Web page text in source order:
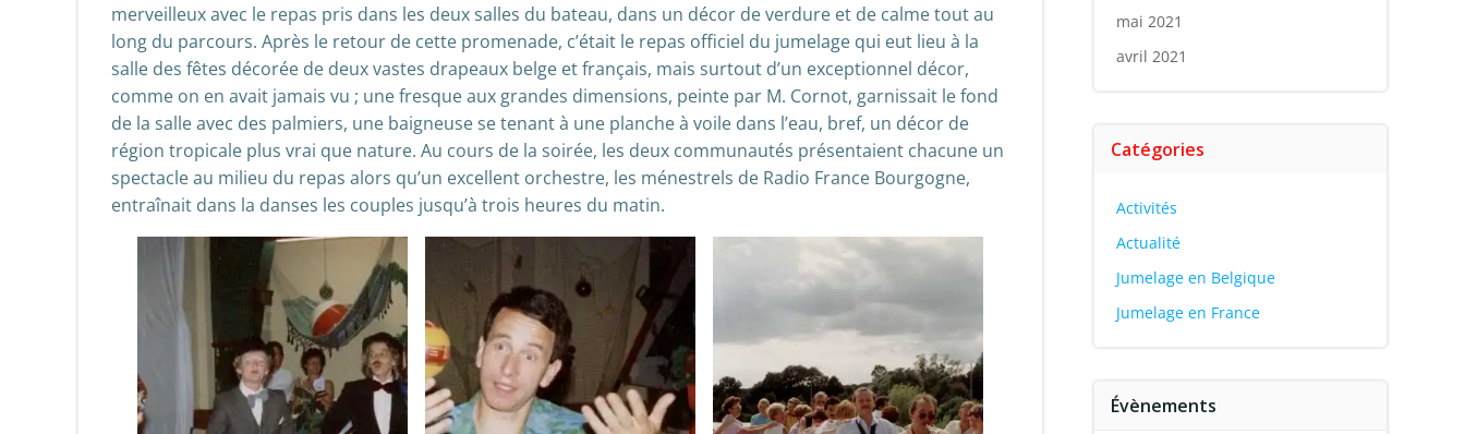
merveilleux avec le repas pris dans les deux salles du bateau, dans un décor de verdure et de calme tout au
long du parcours. Après le retour de cette promenade, c’était le repas officiel du jumelage qui eut lieu à la
salle des fêtes décorée de deux vastes drapeaux belge et français, mais surtout d’un exceptionnel décor,
comme on en avait jamais vu ; une fresque aux grandes dimensions, peinte par M. Cornot, garnissait le fond
de la salle avec des palmiers, une baigneuse se tenant à une planche à voile dans l’eau, bref, un décor de
région tropicale plus vrai que nature. Au cours de la soirée, les deux communautés présentaient chacune un
spectacle au milieu du repas alors qu’un excellent orchestre, les ménestrels de Radio France Bourgogne,
entraînait dans la danses les couples jusqu’à trois heures du matin.
mai 2021
avril 2021
Catégories
Activités
Actualité
Jumelage en Belgique
Jumelage en France
Évènements